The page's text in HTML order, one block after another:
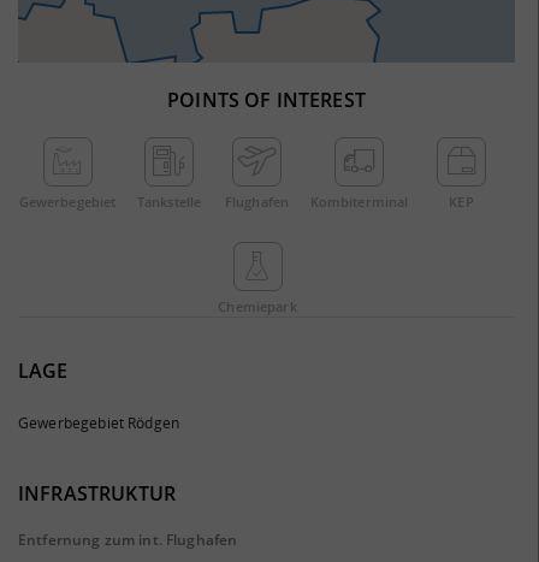
POINTS OF INTEREST
Gewerbe­gebiet Tankstelle Flughafen Kombi­terminal KEP
Chemie­park
LAGE
Gewerbegebiet Rödgen
INFRASTRUKTUR
Entfernung zum int. Flughafen